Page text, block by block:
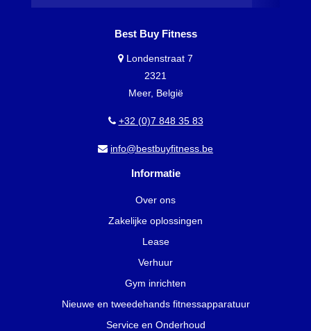
Best Buy Fitness
Londenstraat 7
2321
Meer, België
+32 (0)7 848 35 83
info@bestbuyfitness.be
Informatie
Over ons
Zakelijke oplossingen
Lease
Verhuur
Gym inrichten
Nieuwe en tweedehands fitnessapparatuur
Service en Onderhoud